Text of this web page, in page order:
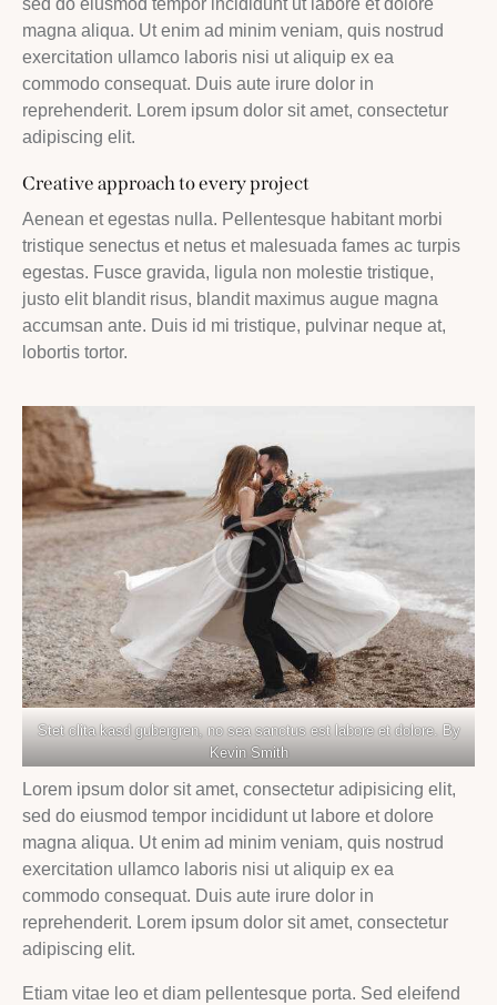
magna aliqua. Ut enim ad minim veniam, quis nostrud
exercitation ullamco laboris nisi ut aliquip ex ea
commodo consequat. Duis aute irure dolor in
reprehenderit. Lorem ipsum dolor sit amet, consectetur
adipiscing elit.
Creative approach to every project
Aenean et egestas nulla. Pellentesque habitant morbi
tristique senectus et netus et malesuada fames ac turpis
egestas. Fusce gravida, ligula non molestie tristique,
justo elit blandit risus, blandit maximus augue magna
accumsan ante. Duis id mi tristique, pulvinar neque at,
lobortis tortor.
Stet clita kasd gubergren, no sea sanctus est labore et dolore. By
Kevin Smith
Lorem ipsum dolor sit amet, consectetur adipisicing elit,
sed do eiusmod tempor incididunt ut labore et dolore
magna aliqua. Ut enim ad minim veniam, quis nostrud
exercitation ullamco laboris nisi ut aliquip ex ea
commodo consequat. Duis aute irure dolor in
reprehenderit. Lorem ipsum dolor sit amet, consectetur
adipiscing elit.
Etiam vitae leo et diam pellentesque porta. Sed eleifend